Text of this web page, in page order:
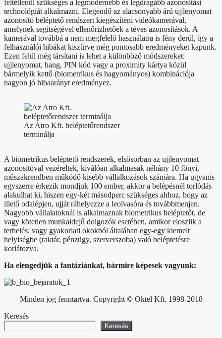
feltétlenül szükséges a legmodernebb és legdrágább azonosítási
technológiát alkalmazni. Elegendő az alacsonyabb árú ujjlenyomat
azonosító beléptető rendszert kiegészíteni videókamerával,
amelynek segítségével ellenőrizhetőek a téves azonosítások. A
kamerával továbbá a nem megfelelő használatra is fény derül, így a
felhasználói hibákat kiszűrve még pontosabb eredményeket kapunk.
Ezen felül még társítani is lehet a különböző módszereket:
ujjlenyomat, hang, PIN kód vagy a proximity kártya közül
bármelyik kettő (biometrikus és hagyományos) kombinációja
nagyon jó hibaarányt eredményez.
Az Atro Kft. beléptetőrendszer
terminálja
A biometrikus beléptető rendszerek, elsősorban az ujjlenyomat
azonosítóval vezéreltek, kiválóan alkalmasak néhány 10 főnyi,
műszakrendben működő kisebb vállalkozások számára. Ha ugyanis
egyszerre érkezik mondjuk 100 ember, akkor a belépésnél torlódás
alakulhat ki, hiszen egy-két másodperc szükséges ahhoz, hogy az
illető odalépjen, ujját ráhelyezze a leolvasóra és továbbmenjen.
Nagyobb vállalatoknál is alkalmaznak biometrikus beléptetőt, de
vagy kötetlen munkaidejű dolgozók esetében, amikor eloszlik a
terhelés; vagy gyakorlati okokból általában egy-egy kiemelt
helyiségbe (raktár, pénzügy, szerverszoba) való beléptetésre
korlátozva.
Ha elengedjük a fantáziánkat, bármire képesek vagyunk:
Minden jog fenntartva. Copyright © Oktel Kft. 1998-2018
Keresés
Keresés